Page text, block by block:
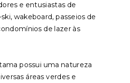
e entusiastas de
wakeboard, passeios de
de lazer às
possui uma natureza
áreas verdes e